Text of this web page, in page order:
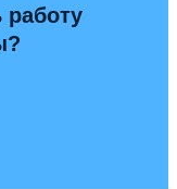
работу